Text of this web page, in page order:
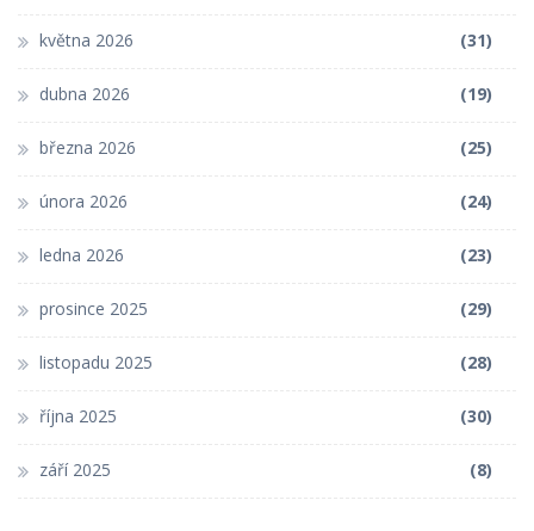
května 2026 (31)
dubna 2026 (19)
března 2026 (25)
února 2026 (24)
ledna 2026 (23)
prosince 2025 (29)
listopadu 2025 (28)
října 2025 (30)
září 2025 (8)